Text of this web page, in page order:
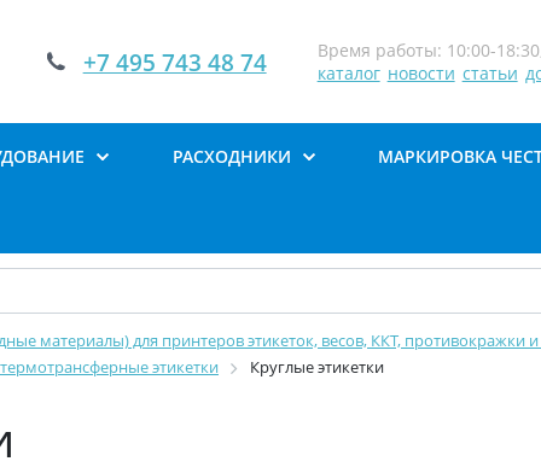
+7 495 743 48 74
Время работы: 10:00-
каталог новости статьи
РАСХОДНИКИ МАРКИРОВКА
материалы) для принтеров этикеток, весов, ККТ, противокражки
этикетки
Круглые этикетки